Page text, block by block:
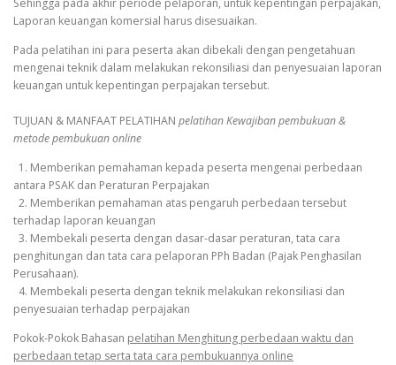
Laporan keuangan komersial harus disesuaikan.
Pada pelatihan ini para peserta akan dibekali dengan pengetahuan
mengenai teknik dalam melakukan rekonsiliasi dan penyesuaian laporan
keuangan untuk kepentingan perpajakan tersebut.
TUJUAN & MANFAAT PELATIHAN pelatihan Kewajiban pembukuan &
metode pembukuan online
1. Memberikan pemahaman kepada peserta mengenai perbedaan
antara PSAK dan Peraturan Perpajakan
2. Memberikan pemahaman atas pengaruh perbedaan tersebut
terhadap laporan keuangan
3. Membekali peserta dengan dasar-dasar peraturan, tata cara
penghitungan dan tata cara pelaporan PPh Badan (Pajak Penghasilan
Perusahaan).
4. Membekali peserta dengan teknik melakukan rekonsiliasi dan
penyesuaian terhadap perpajakan
Pokok-Pokok Bahasan pelatihan Menghitung perbedaan waktu dan
perbedaan tetap serta tata cara pembukuannya online